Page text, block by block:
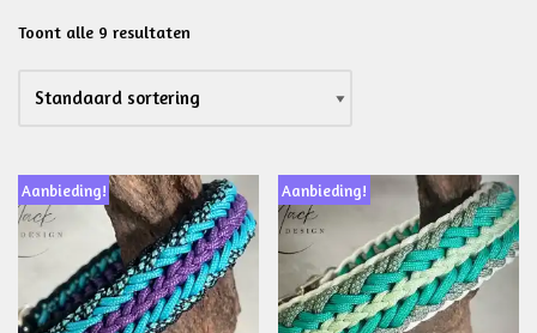
Toont alle 9 resultaten
Aanbieding! Aanbieding!